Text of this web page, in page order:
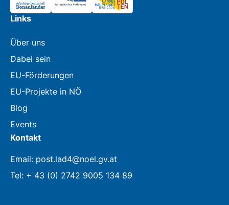
Links
Über uns
Dabei sein
EU-Förderungen
EU-Projekte in NÖ
Blog
Events
Kontakt
Email: post.lad4@noel.gv.at
Tel: + 43 (0) 2742 9005 134 89